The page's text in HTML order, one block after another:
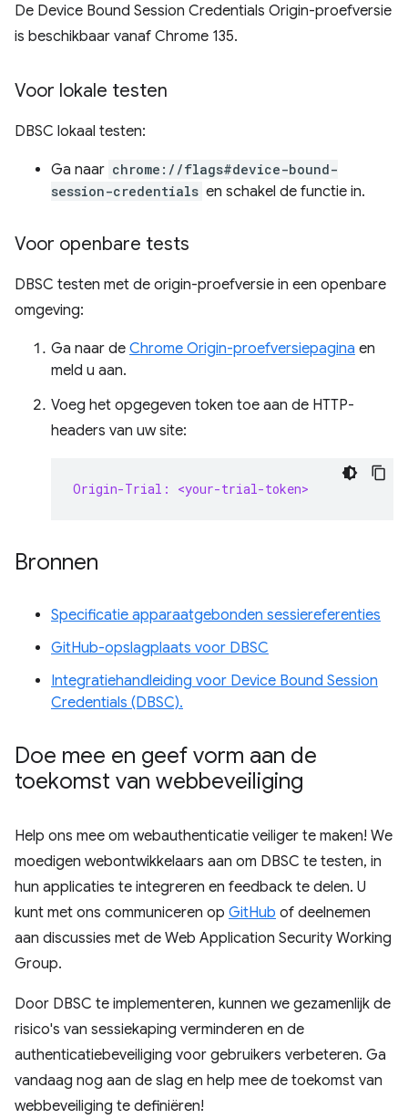
De Device Bound Session Credentials Origin-proefversie
is beschikbaar vanaf Chrome 135.
Voor lokale testen
DBSC lokaal testen:
Ga naar chrome://flags#device-bound-
session-credentials en schakel de functie in.
Voor openbare tests
DBSC testen met de origin-proefversie in een openbare
omgeving:
Ga naar de Chrome Origin-proefversiepagina en
meld u aan.
Voeg het opgegeven token toe aan de HTTP-
headers van uw site:
Origin-Trial: <your-trial-token>
Bronnen
Specificatie apparaatgebonden sessiereferenties
GitHub-opslagplaats voor DBSC
Integratiehandleiding voor Device Bound Session
Credentials (DBSC).
Doe mee en geef vorm aan de
toekomst van webbeveiliging
Help ons mee om webauthenticatie veiliger te maken! We
moedigen webontwikkelaars aan om DBSC te testen, in
hun applicaties te integreren en feedback te delen. U
kunt met ons communiceren op GitHub of deelnemen
aan discussies met de Web Application Security Working
Group.
Door DBSC te implementeren, kunnen we gezamenlijk de
risico's van sessiekaping verminderen en de
authenticatiebeveiliging voor gebruikers verbeteren. Ga
vandaag nog aan de slag en help mee de toekomst van
webbeveiliging te definiëren!